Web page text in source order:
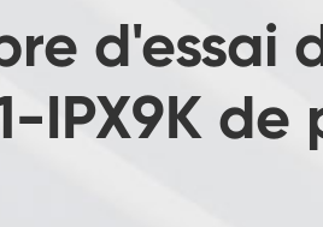
d'essai
IPX9K